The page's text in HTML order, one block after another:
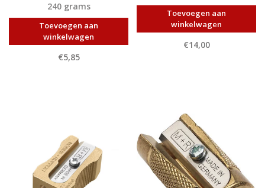
240 grams
Toevoegen aan
winkelwagen
€5,85
Toevoegen aan
winkelwagen
€14,00